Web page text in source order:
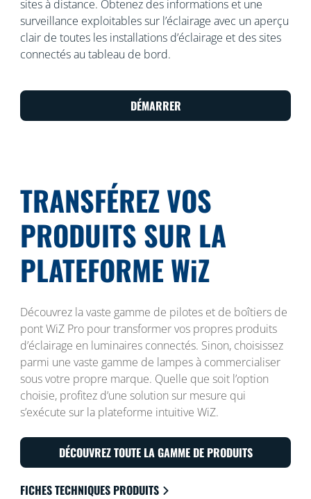
sites à distance. Obtenez des informations et une
surveillance exploitables sur l’éclairage avec un aperçu
clair de toutes les installations d’éclairage et des sites
connectés au tableau de bord.
DÉMARRER
TRANSFÉREZ VOS
PRODUITS SUR LA
PLATEFORME WiZ
Découvrez la vaste gamme de pilotes et de boîtiers de
pont WiZ Pro pour transformer vos propres produits
d’éclairage en luminaires connectés. Sinon, choisissez
parmi une vaste gamme de lampes à commercialiser
sous votre propre marque. Quelle que soit l’option
choisie, profitez d’une solution sur mesure qui
s’exécute sur la plateforme intuitive WiZ.
DÉCOUVREZ TOUTE LA GAMME DE PRODUITS
FICHES TECHNIQUES PRODUITS